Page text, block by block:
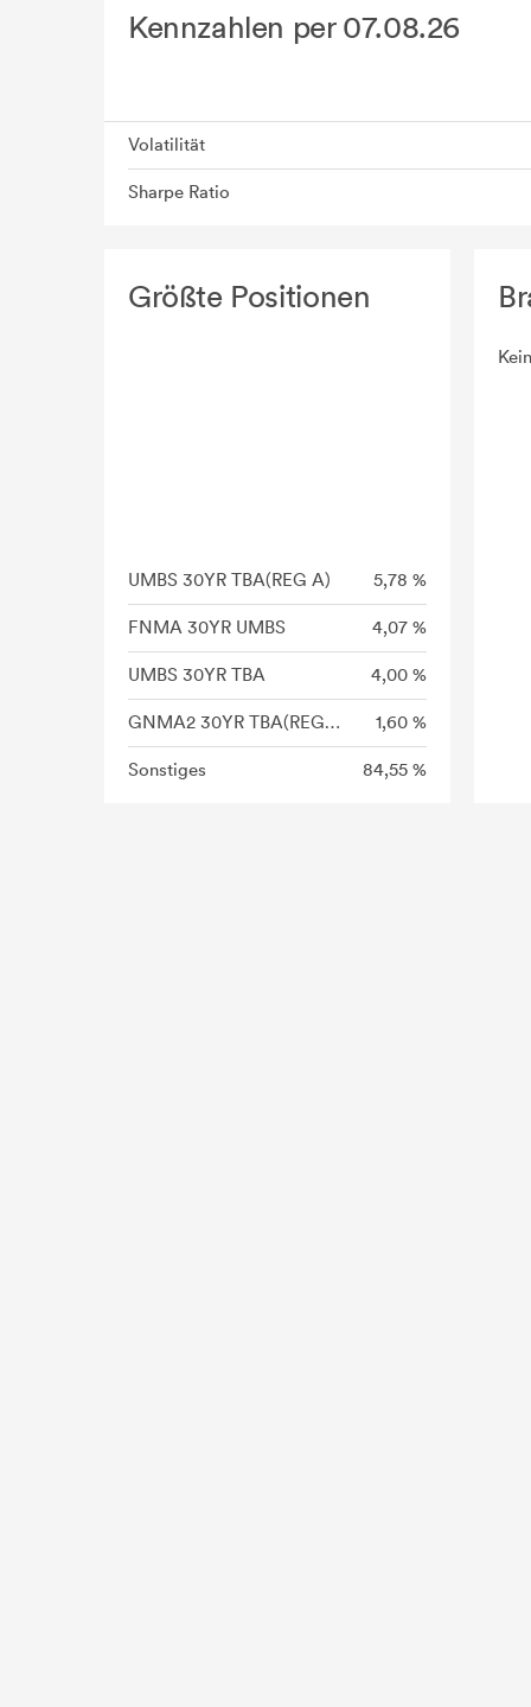
Kennzahlen per 07.08.26
Volatilität
Sharpe Ratio
Größte Positionen
UMBS 30YR TBA(REG A) 5,78 %
FNMA 30YR UMBS 4,07 %
UMBS 30YR TBA 4,00 %
GNMA2 30YR TBA(REG C) 1,60 %
Sonstiges 84,55 %